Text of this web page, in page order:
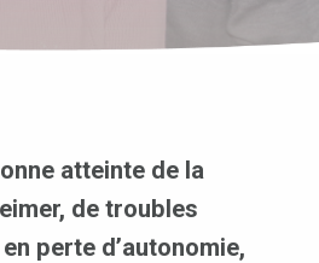
atteinte de la
de troubles
perte d’autonomie,